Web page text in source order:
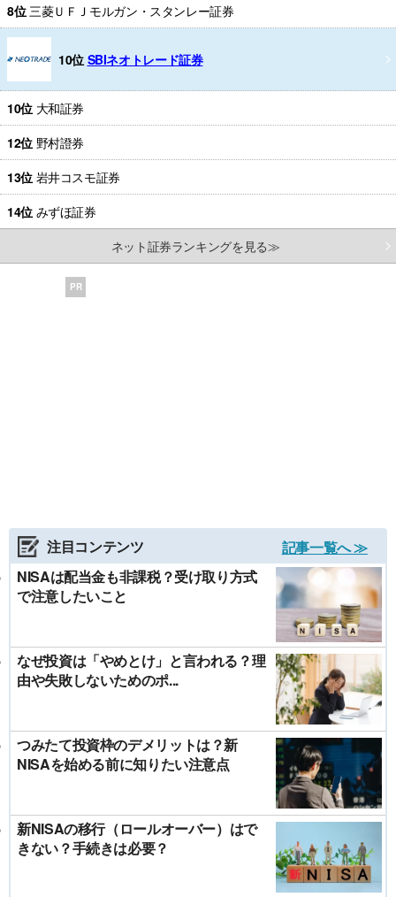
8位 三菱ＵＦＪモルガン・スタンレー証券
10位 SBIネオトレード証券
10位 大和証券
12位 野村證券
13位 岩井コスモ証券
14位 みずほ証券
ネット証券ランキングを見る≫
PR
注目コンテンツ
記事一覧へ ≫
NISAは配当金も非課税？受け取り方式
で注意したいこと
なぜ投資は「やめとけ」と言われる？理
由や失敗しないためのポ...
つみたて投資枠のデメリットは？新
NISAを始める前に知りたい注意点
新NISAの移行（ロールオーバー）はで
きない？手続きは必要？